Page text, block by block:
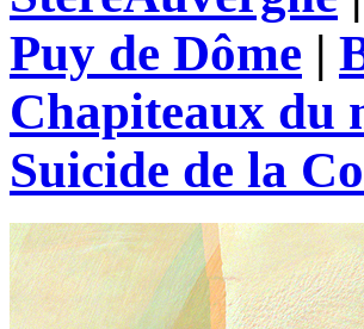
Puy de Dôme |
Chapiteaux du
Suicide de la